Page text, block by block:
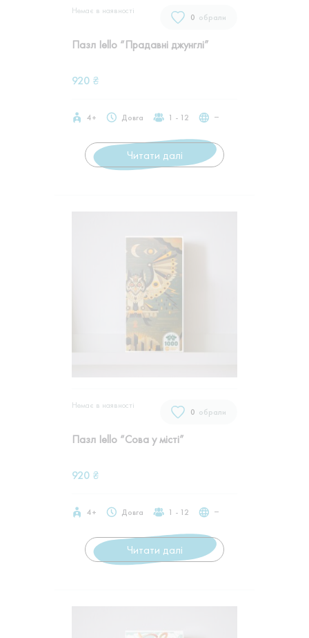
обрали
0
Немає в наявностi
Пазл Iello “Прадавні джунглі”
920 ₴
4+ Довга 1 - 12 ‒
Читати далі
обрали
0
Немає в наявностi
Пазл Iello “Сова у місті”
920 ₴
4+ Довга 1 - 12 ‒
Читати далі